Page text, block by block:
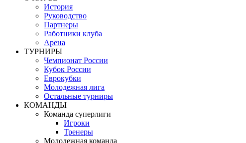
История
Руководство
Партнеры
Работники клуба
Арена
ТУРНИРЫ
Чемпионат России
Кубок России
Еврокубки
Молодежная лига
Остальные турниры
КОМАНДЫ
Команда суперлиги
Игроки
Тренеры
Молодежная команда